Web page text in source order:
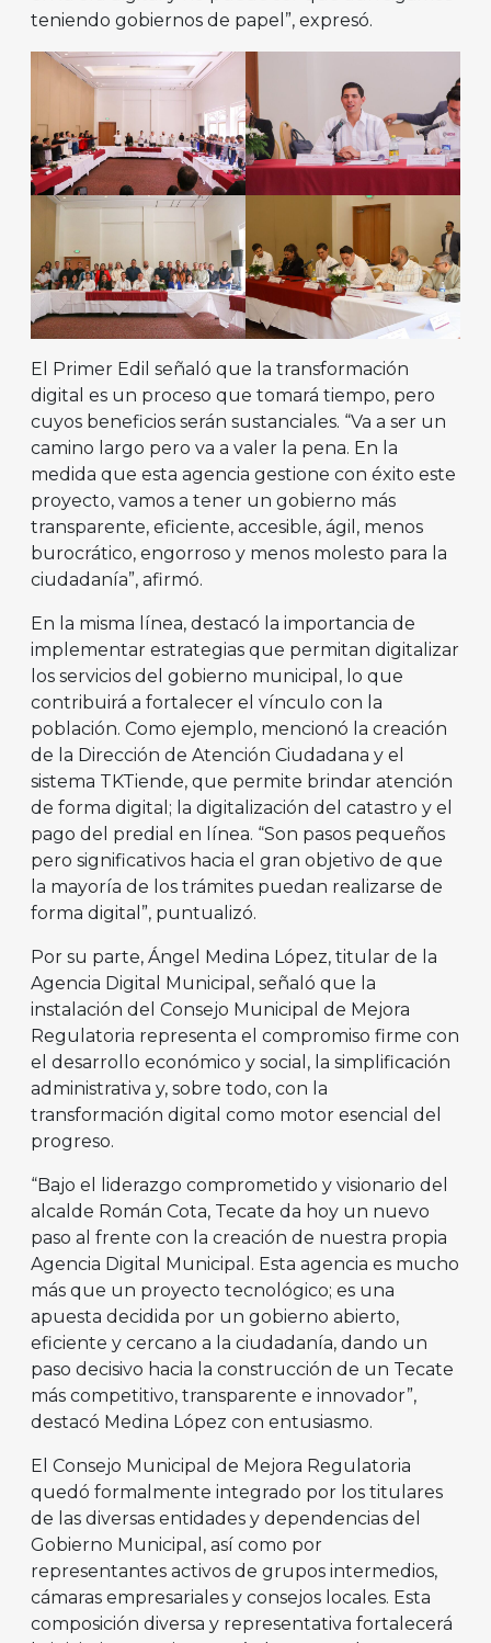
teniendo gobiernos de papel”, expresó.
El Primer Edil señaló que la transformación
digital es un proceso que tomará tiempo, pero
cuyos beneficios serán sustanciales. “Va a ser un
camino largo pero va a valer la pena. En la
medida que esta agencia gestione con éxito este
proyecto, vamos a tener un gobierno más
transparente, eficiente, accesible, ágil, menos
burocrático, engorroso y menos molesto para la
ciudadanía”, afirmó.
En la misma línea, destacó la importancia de
implementar estrategias que permitan digitalizar
los servicios del gobierno municipal, lo que
contribuirá a fortalecer el vínculo con la
población. Como ejemplo, mencionó la creación
de la Dirección de Atención Ciudadana y el
sistema TKTiende, que permite brindar atención
de forma digital; la digitalización del catastro y el
pago del predial en línea. “Son pasos pequeños
pero significativos hacia el gran objetivo de que
la mayoría de los trámites puedan realizarse de
forma digital”, puntualizó.
Por su parte, Ángel Medina López, titular de la
Agencia Digital Municipal, señaló que la
instalación del Consejo Municipal de Mejora
Regulatoria representa el compromiso firme con
el desarrollo económico y social, la simplificación
administrativa y, sobre todo, con la
transformación digital como motor esencial del
progreso.
“Bajo el liderazgo comprometido y visionario del
alcalde Román Cota, Tecate da hoy un nuevo
paso al frente con la creación de nuestra propia
Agencia Digital Municipal. Esta agencia es mucho
más que un proyecto tecnológico; es una
apuesta decidida por un gobierno abierto,
eficiente y cercano a la ciudadanía, dando un
paso decisivo hacia la construcción de un Tecate
más competitivo, transparente e innovador”,
destacó Medina López con entusiasmo.
El Consejo Municipal de Mejora Regulatoria
quedó formalmente integrado por los titulares
de las diversas entidades y dependencias del
Gobierno Municipal, así como por
representantes activos de grupos intermedios,
cámaras empresariales y consejos locales. Esta
composición diversa y representativa fortalecerá